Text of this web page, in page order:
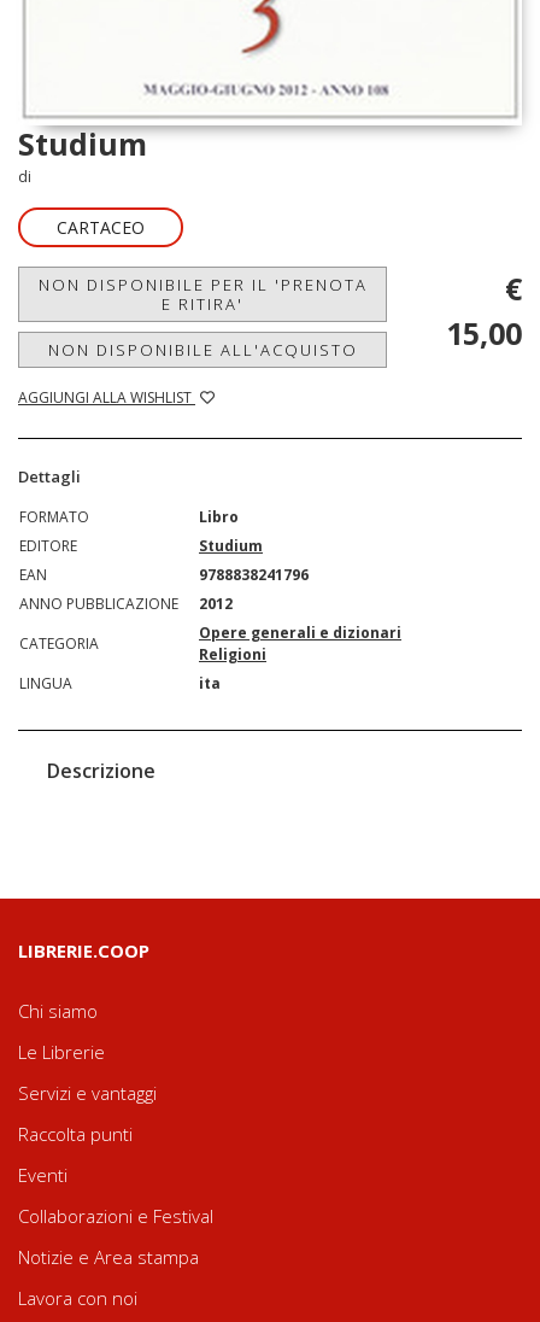
Studium
di
CARTACEO
NON DISPONIBILE PER IL 'PRENOTA
E RITIRA'
NON DISPONIBILE ALL'ACQUISTO
AGGIUNGI ALLA WISHLIST
€
15,00
Dettagli
FORMATO
Libro
EDITORE
Studium
EAN
9788838241796
ANNO PUBBLICAZIONE
2012
CATEGORIA
Opere generali e dizionari
Religioni
LINGUA
ita
Descrizione
LIBRERIE.COOP
Chi siamo
Le Librerie
Servizi e vantaggi
Raccolta punti
Eventi
Collaborazioni e Festival
Notizie e Area stampa
Lavora con noi